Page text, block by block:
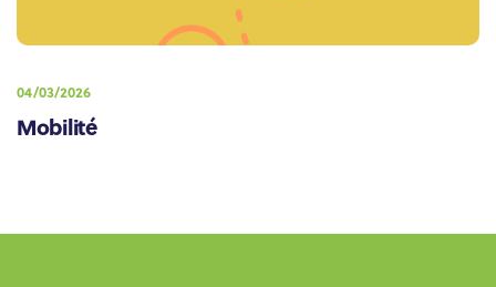
04/03/2026
Mobilité